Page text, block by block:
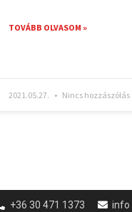
TOVÁBB OLVASOM »
2021.05.27. Nincs hozzászólás
+36 30 471 1373 info